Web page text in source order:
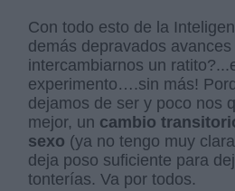
Con todo esto de la
demás depravados
intercambiarnos un
experimento….sin más!
dejamos de ser y poco nos
mejor, un cambio
sexo (ya no tengo muy
deja poso suficiente para
tonterías. Va por todos.